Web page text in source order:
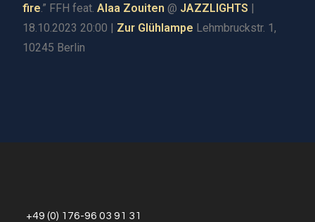
fire.” FFH feat.Alaa Zouiten @ JAZZLIGHTS |
18.10.2023 20:00 | Zur Glühlampe Lehmbruckstr. 1,
10245 Berlin
+49 (0) 176-96 03 91 31